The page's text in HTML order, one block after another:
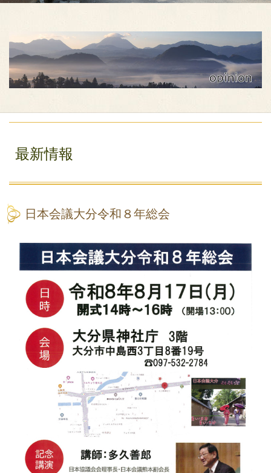
最新情報
日本会議大分令和８年総会